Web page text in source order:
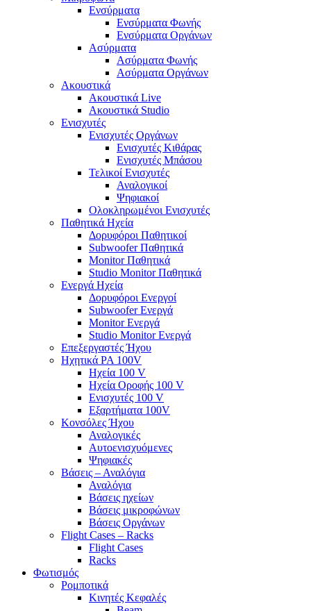
Ενσύρματα
Ενσύρματα Φωνής
Ενσύρματα Οργάνων
Ασύρματα
Ασύρματα Φωνής
Ασύρματα Οργάνων
Ακουστικά
Ακουστικά Live
Ακουστικά Studio
Ενισχυτές
Ενισχυτές Οργάνων
Ενισχυτές Κιθάρας
Ενισχυτές Μπάσου
Τελικοί Ενισχυτές
Αναλογικοί
Ψηφιακοί
Ολοκληρωμένοι Ενισχυτές
Παθητικά Ηχεία
Δορυφόροι Παθητικοί
Subwoofer Παθητικά
Monitor Παθητικά
Studio Monitor Παθητικά
Ενεργά Ηχεία
Δορυφόροι Ενεργοί
Subwoofer Ενεργά
Monitor Ενεργά
Studio Monitor Ενεργά
Επεξεργαστές Ήχου
Ηχητικά PA 100V
Ηχεία 100 V
Ηχεία Οροφής 100 V
Ενισχυτές 100 V
Εξαρτήματα 100V
Κονσόλες Ήχου
Αναλογικές
Αυτοενισχυόμενες
Ψηφιακές
Βάσεις – Αναλόγια
Αναλόγια
Βάσεις ηχείων
Βάσεις μικροφώνων
Βάσεις Οργάνων
Flight Cases – Racks
Flight Cases
Racks
Φωτισμός
Ρομποτικά
Κινητές Κεφαλές